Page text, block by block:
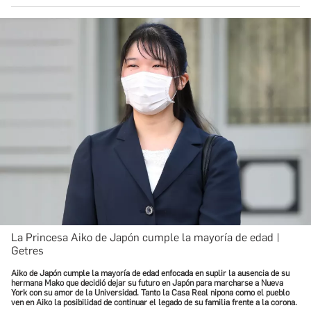
La Princesa Aiko de Japón cumple la mayoría de edad |
Getres
Aiko de Japón cumple la mayoría de edad enfocada en suplir la ausencia de su
hermana Mako que decidió dejar su futuro en Japón para marcharse a Nueva
York con su amor de la Universidad. Tanto la Casa Real nipona como el pueblo
ven en Aiko la posibilidad de continuar el legado de su familia frente a la corona.